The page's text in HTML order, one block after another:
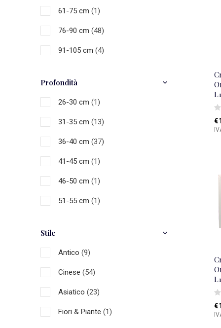
61-75 cm (1)
76-90 cm (48)
91-105 cm (4)
Profondità
26-30 cm (1)
31-35 cm (13)
36-40 cm (37)
41-45 cm (1)
46-50 cm (1)
51-55 cm (1)
Stile
Antico (9)
Cinese (54)
Asiatico (23)
Fiori & Piante (1)